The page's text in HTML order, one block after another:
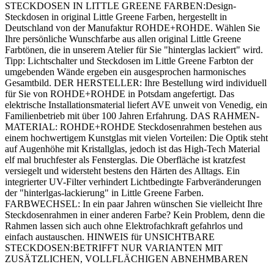
STECKDOSEN IN LITTLE GREENE FARBEN:Design-
Steckdosen in original Little Greene Farben, hergestellt in
Deutschland von der Manufaktur ROHDE+ROHDE. Wählen Sie
Ihre persönliche Wunschfarbe aus allen original Little Greene
Farbtönen, die in unserem Atelier für Sie "hinterglas lackiert" wird.
Tipp: Lichtschalter und Steckdosen im Little Greene Farbton der
umgebenden Wände ergeben ein ausgesprochen harmonisches
Gesamtbild. DER HERSTELLER: Ihre Bestellung wird individuell
für Sie von ROHDE+ROHDE in Potsdam angefertigt. Das
elektrische Installationsmaterial liefert AVE unweit von Venedig, ein
Familienbetrieb mit über 100 Jahren Erfahrung. DAS RAHMEN-
MATERIAL: ROHDE+ROHDE Steckdosenrahmen bestehen aus
einem hochwertigem Kunstglas mit vielen Vorteilen: Die Optik steht
auf Augenhöhe mit Kristallglas, jedoch ist das High-Tech Material
elf mal bruchfester als Fensterglas. Die Oberfläche ist kratzfest
versiegelt und widersteht bestens den Härten des Alltags. Ein
integrierter UV-Filter verhindert Lichtbedingte Farbveränderungen
der "hinterlgas-lackierung" in Little Greene Farben.
FARBWECHSEL: In ein paar Jahren wünschen Sie vielleicht Ihre
Steckdosenrahmen in einer anderen Farbe? Kein Problem, denn die
Rahmen lassen sich auch ohne Elektrofachkraft gefahrlos und
einfach austauschen. HINWEIS für UNSICHTBARE
STECKDOSEN:BETRIFFT NUR VARIANTEN MIT
ZUSÄTZLICHEN, VOLLFLÄCHIGEN ABNEHMBAREN